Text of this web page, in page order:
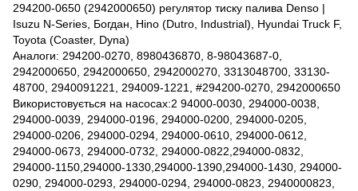
294200-0650 (2942000650) регулятор тиску палива Denso |
Isuzu N-Series, Богдан, Hino (Dutro, Industrial), Hyundai Truck F,
Toyota (Coaster, Dyna)
Аналоги: 294200-0270, 8980436870, 8-98043687-0,
2942000650, 2942000650, 2942000270, 3313048700, 33130-
48700, 2940091221, 294009-1221, #294200-0270, 2942000650
Використовується на насосах:2 94000-0030, 294000-0038,
294000-0039, 294000-0196, 294000-0200, 294000-0205,
294000-0206, 294000-0294, 294000-0610, 294000-0612,
294000-0673, 294000-0732, 294000-0822,294000-0832,
294000-1150,294000-1330,294000-1390,294000-1430, 294000-
0290, 294000-0293, 294000-0294, 294000-0823, 2940000823,